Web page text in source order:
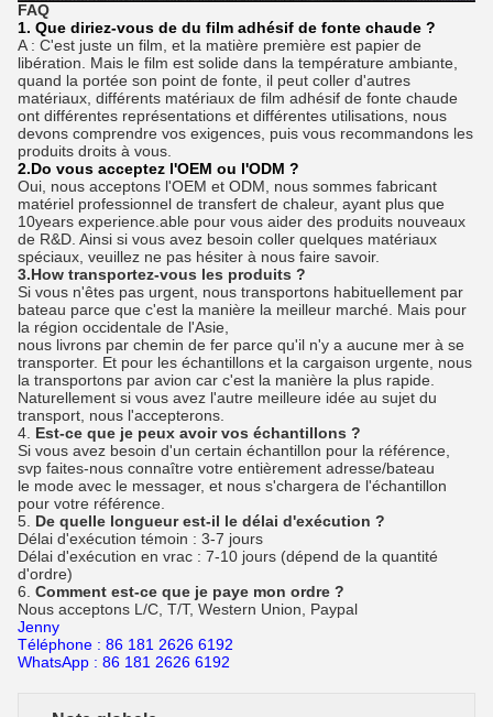
FAQ
1. Que diriez-vous de du film adhésif de fonte chaude ?
A : C'est juste un film, et la matière première est papier de
libération. Mais le film est solide dans la température ambiante,
quand la portée son point de fonte, il peut coller d'autres
matériaux, différents matériaux de film adhésif de fonte chaude
ont différentes représentations et différentes utilisations, nous
devons comprendre vos exigences, puis vous recommandons les
produits droits à vous.
2.Do vous acceptez l'OEM ou l'ODM ?
Oui, nous acceptons l'OEM et ODM, nous sommes fabricant
matériel professionnel de transfert de chaleur, ayant plus que
10years experience.able pour vous aider des produits nouveaux
de R&D. Ainsi si vous avez besoin coller quelques matériaux
spéciaux, veuillez ne pas hésiter à nous faire savoir.
3.How transportez-vous les produits ?
Si vous n'êtes pas urgent, nous transportons habituellement par
bateau parce que c'est la manière la meilleur marché. Mais pour
la région occidentale de l'Asie,
nous livrons par chemin de fer parce qu'il n'y a aucune mer à se
transporter. Et pour les échantillons et la cargaison urgente, nous
la transportons par avion car c'est la manière la plus rapide.
Naturellement si vous avez l'autre meilleure idée au sujet du
transport, nous l'accepterons.
4. Est-ce que je peux avoir vos échantillons ?
Si vous avez besoin d'un certain échantillon pour la référence,
svp faites-nous connaître votre entièrement adresse/bateau
le mode avec le messager, et nous s'chargera de l'échantillon
pour votre référence.
5. De quelle longueur est-il le délai d'exécution ?
Délai d'exécution témoin : 3-7 jours
Délai d'exécution en vrac : 7-10 jours (dépend de la quantité
d'ordre)
6. Comment est-ce que je paye mon ordre ?
Nous acceptons L/C, T/T, Western Union, Paypal
Jenny
Téléphone : 86 181 2626 6192
WhatsApp : 86 181 2626 6192